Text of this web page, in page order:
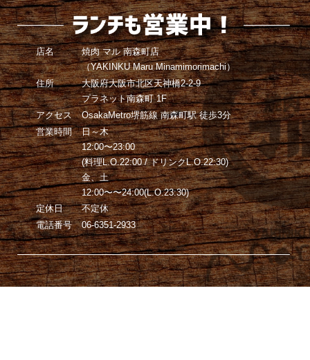
店名
焼肉 マル 南森町店
（YAKINKU Maru Minamimorimachi）
住所
大阪府大阪市北区天神橋2-2-9
プラネット南森町 1F
アクセス
OsakaMetro堺筋線 南森町駅 徒歩3分
営業時間
日～木
12:00〜23:00
(料理L.O.22:00 / ドリンクL.O.22:30)
金、土
12:00〜〜24:00(L.O.23:30)
定休日
不定休
電話番号
06-6351-2933